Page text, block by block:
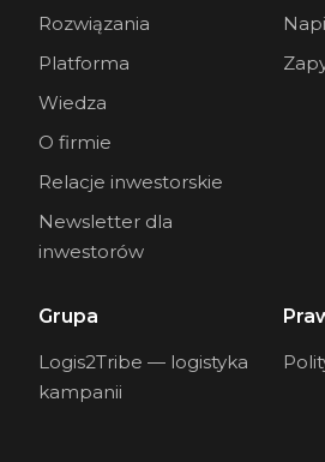
Rozwiązania
Platforma
Wiedza
O firmie
Relacje inwestorskie
Newsletter dla
inwestorów
Grupa
Logis2Tribe — logistyka
kampanii